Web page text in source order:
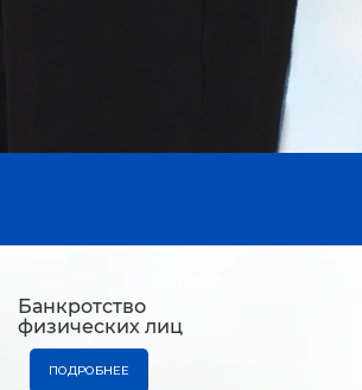
Банкротство
физических лиц
ПОДРОБНЕЕ